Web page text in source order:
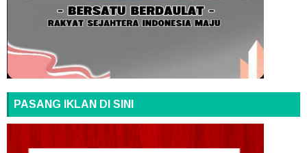
PASANG IKLAN DI SINI